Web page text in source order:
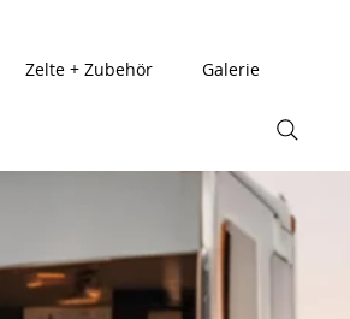
Zelte + Zubehör Galerie